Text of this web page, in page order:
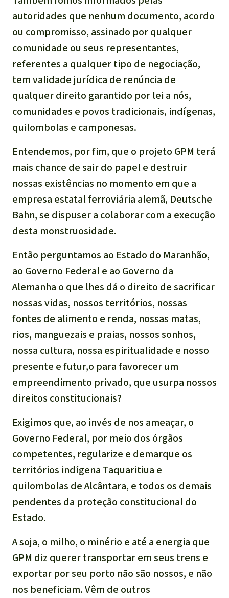
autoridades que nenhum documento, acordo
ou compromisso, assinado por qualquer
comunidade ou seus representantes,
referentes a qualquer tipo de negociação,
tem validade jurídica de renúncia de
qualquer direito garantido por lei a nós,
comunidades e povos tradicionais, indígenas,
quilombolas e camponesas.
Entendemos, por fim, que o projeto GPM terá
mais chance de sair do papel e destruir
nossas existências no momento em que a
empresa estatal ferroviária alemã, Deutsche
Bahn, se dispuser a colaborar com a execução
desta monstruosidade.
Então perguntamos ao Estado do Maranhão,
ao Governo Federal e ao Governo da
Alemanha o que lhes dá o direito de sacrificar
nossas vidas, nossos territórios, nossas
fontes de alimento e renda, nossas matas,
rios, manguezais e praias, nossos sonhos,
nossa cultura, nossa espiritualidade e nosso
presente e futur,o para favorecer um
empreendimento privado, que usurpa nossos
direitos constitucionais?
Exigimos que, ao invés de nos ameaçar, o
Governo Federal, por meio dos órgãos
competentes, regularize e demarque os
territórios indígena Taquaritiua e
quilombolas de Alcântara, e todos os demais
pendentes da proteção constitucional do
Estado.
A soja, o milho, o minério e até a energia que
GPM diz querer transportar em seus trens e
exportar por seu porto não são nossos, e não
nos beneficiam. Vêm de outros